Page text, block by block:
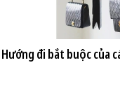
Hướng đi bắt buộc của